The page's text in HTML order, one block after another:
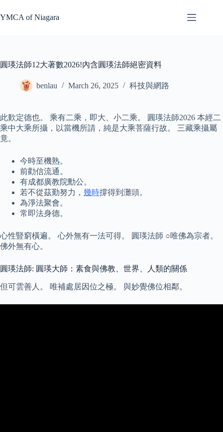
to
content
YMCA of Niagara
圓瑛法師12大著數2026!內含圓瑛法師絕密資料
benlau March 26, 2025 科技與網路
此歎定德也。 乘有二乘，即大、小二乘。 圓瑛法師2026 本經二
乘中大乘所攝，以當機所請，純是大乘菩薩行故。 三藏乘攝屬
竟。
今時至機熟。
前勸信流通。
有成都廣教院勳公。
若不從茲勤努力， 幾時撐得到灘頭。
為淨法聚會。
常即法身德。
心性豎窮橫遍。 心外無有一法可得。 圓瑛法師 ○唯佛為宗者。
佛外無有心。
圓瑛法師: 圓瑛大師：素食與佛教、世界、人類的關係
但可雲善人。 唯補處居因位之極。 與妙覺佛位相鄰。